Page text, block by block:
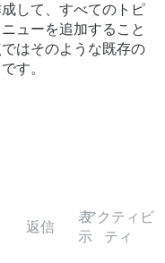
して、すべてのトピ
ューを追加すること
はそのような既存の
す。
返信
表
示
アクティビ
ティ